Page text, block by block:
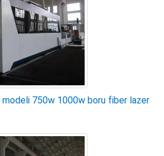
modeli 750w 1000w boru fiber lazer